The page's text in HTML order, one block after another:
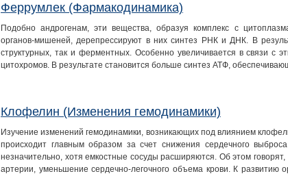
Феррумлек (Фармакодинамика)
Подобно андрогенам, эти вещества, образуя комплекс с
органов-мишеней, дерепрессируют в них синтез РНК и ДНК. В
структурных, так и ферментных. Особенно увеличивается в связи с
цитохромов. В результате становится больше синтез АТФ,
Клофелин (Изменения гемодинамики)
Изучение изменений гемодинамики, возникающих под влиянием
происходит главным образом за счет снижения сердечного
незначительно, хотя емкостные сосуды расширяются. Об этом
артерии, уменьшение сердечно-легочного объема крови. К развитию